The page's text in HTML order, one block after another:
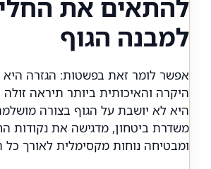
להתאים את
למבנה הגוף
אפשר לומר זאת בפשטות: הגזרה
היקרה והאיכותית ביותר תיראה
היא לא יושבת על הגוף בצורה
משדרת ביטחון, מדגישה את נקודות
ומבטיחה נוחות מקסימלית לאורך כל